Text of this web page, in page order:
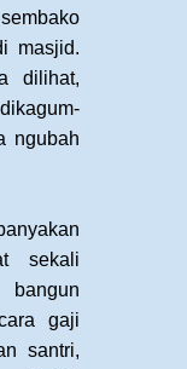
masjid.
dilihat,
ngubah
sekali
gaji
santri,